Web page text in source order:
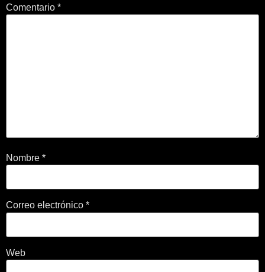
Comentario *
Nombre *
Correo electrónico *
Web